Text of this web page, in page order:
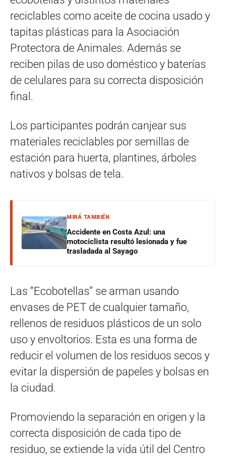
reciclables como aceite de cocina usado y
tapitas plásticas para la Asociación
Protectora de Animales. Además se
reciben pilas de uso doméstico y baterías
de celulares para su correcta disposición
final.
Los participantes podrán canjear sus
materiales reciclables por semillas de
estación para huerta, plantines, árboles
nativos y bolsas de tela.
MIRÁ TAMBIÉN
Accidente en Costa Azul: una
motociclista resultó lesionada y fue
trasladada al Sayago
Las “Ecobotellas” se arman usando
envases de PET de cualquier tamaño,
rellenos de residuos plásticos de un solo
uso y envoltorios. Esta es una forma de
reducir el volumen de los residuos secos y
evitar la dispersión de papeles y bolsas en
la ciudad.
Promoviendo la separación en origen y la
correcta disposición de cada tipo de
residuo, se extiende la vida útil del Centro